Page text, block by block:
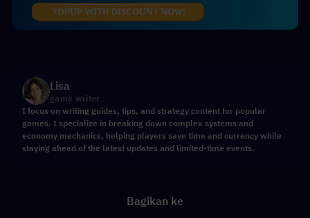
Lisa
game writer
I focus on writing guides, tips, and strategy content for popular
games. I specialize in breaking down complex systems and
economy mechanics, helping players save time and currency while
staying ahead of the latest updates and limited-time events.
Bagikan ke